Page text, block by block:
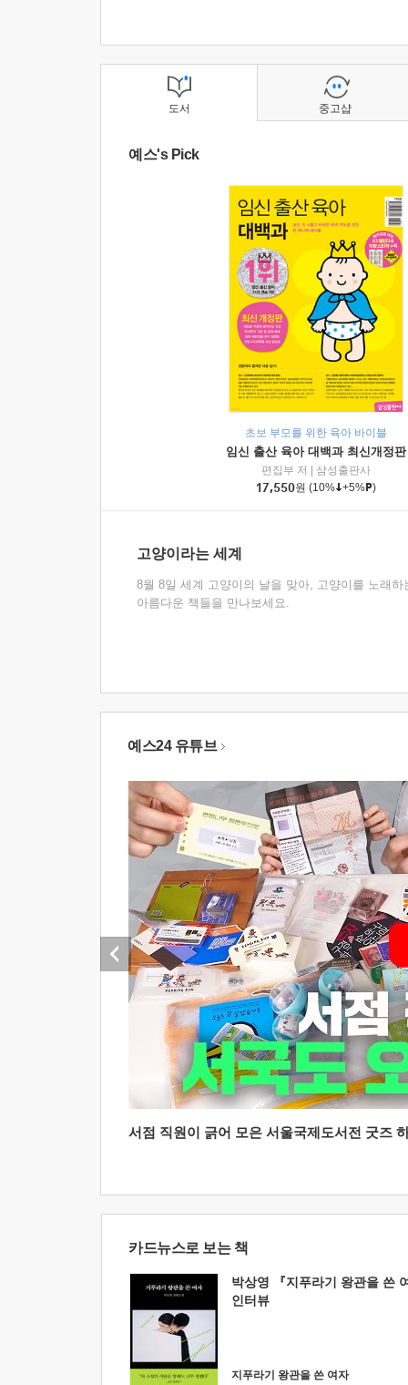
도서
예스's Pick
초보 부모를 위한 육아 바이블
임신 출산 육아 대백과 최신개정판
편집부 저
삼성출판사
17,550원 (10% +5% )
고양이라는 세계
8월 8일 세계 고양이의 날을 맞아, 고양이를 노래하
아름다운 책들을 만나보세요.
중고샵
예스24 유튜브
서점 직원이 긁어 모은 서울국제도서전 굿즈
카드뉴스로 보는 책
박상영 『지푸라기 왕관을 쓴
인터뷰
지푸라기 왕관을 쓴 여자